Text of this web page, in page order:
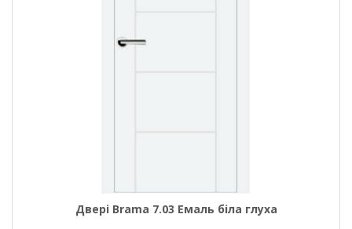
Двері Brama 7.03 Емаль біла глуха